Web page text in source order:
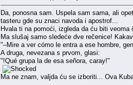
Da, ponosna sam. Uspela sam sama, ali
tasteru gde su znaci navoda i apostrof...
Hvala ti na pomoći, izgleda da ću biti
Ma slušaj samo sledeće dve rečenice!
"–Mire a ver cómo le entra a ese hombre,
A druga, nevezana s prvom, glasi:
"!Qué grupa la de esa señora, caray!"
Ma ne znam, valjda ću se izboriti... Ova